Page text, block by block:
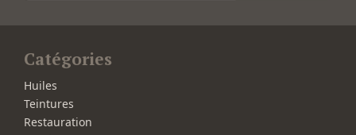
Catégories
Huiles
Teintures
Restauration